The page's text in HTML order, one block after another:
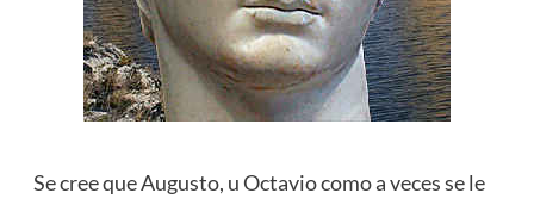
Se cree que Augusto, u Octavio como a veces se le